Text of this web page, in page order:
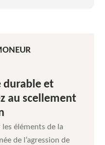
durable et
au scellement
éléments de la
de l’agression de